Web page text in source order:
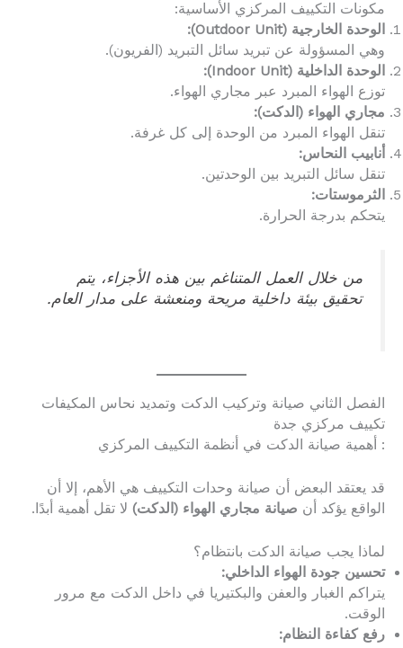
مكونات التكييف المركزي الأساسية:
الوحدة الخارجية (Outdoor Unit):
وهي المسؤولة عن تبريد سائل التبريد (الفريون).
الوحدة الداخلية (Indoor Unit):
توزع الهواء المبرد عبر مجاري الهواء.
مجاري الهواء (الدكت):
تنقل الهواء المبرد من الوحدة إلى كل غرفة.
أنابيب النحاس:
تنقل سائل التبريد بين الوحدتين.
الثرموستات:
يتحكم بدرجة الحرارة.
من خلال العمل المتناغم بين هذه الأجزاء، يتم
تحقيق بيئة داخلية مريحة ومنعشة على مدار العام.
الفصل الثاني صيانة وتركيب الدكت وتمديد نحاس المكيفات
تكييف مركزي جدة
: أهمية صيانة الدكت في أنظمة التكييف المركزي
قد يعتقد البعض أن صيانة وحدات التكييف هي الأهم، إلا أن
الواقع يؤكد أن صيانة مجاري الهواء (الدكت) لا تقل أهمية أبدًا.
لماذا يجب صيانة الدكت بانتظام؟
تحسين جودة الهواء الداخلي:
يتراكم الغبار والعفن والبكتيريا في داخل الدكت مع مرور
الوقت.
رفع كفاءة النظام: